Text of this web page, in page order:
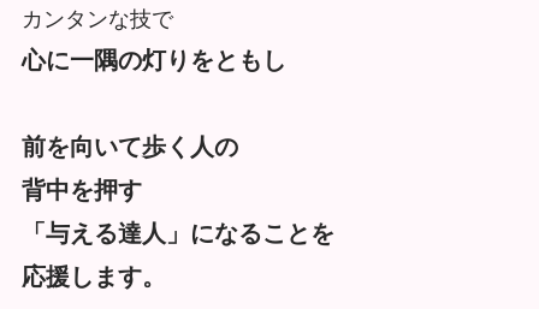
カンタンな技で
心に一隅の灯りをともし
前を向いて歩く人の
背中を押す
「与える達人」になることを
応援します。